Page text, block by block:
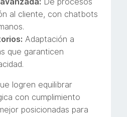
al cliente, con chatbots
Adaptación a
que garanticen
logren equilibrar
con cumplimiento
posicionadas para